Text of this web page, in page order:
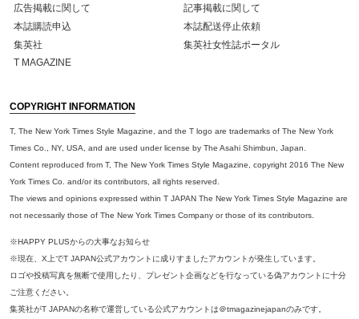
広告掲載に関して
記事掲載に関して
本誌購読申込
本誌配送停止依頼
集英社
集英社女性誌ポータル
T MAGAZINE
COPYRIGHT INFORMATION
T, The New York Times Style Magazine, and the T logo are trademarks of The New York
Times Co., NY, USA, and are used under license by The Asahi Shimbun, Japan.
Content reproduced from T, The New York Times Style Magazine, copyright 2016 The New
York Times Co. and/or its contributors, all rights reserved.
The views and opinions expressed within T JAPAN The New York Times Style Magazine are
not necessarily those of The New York Times Company or those of its contributors.
※HAPPY PLUSからの大事なお知らせ
※現在、X上でT JAPAN公式アカウントに成りすましたアカウントが発生しています。
ロゴや投稿写真を無断で使用したり、プレゼント企画などを行なっている偽アカウントに十分
ご注意ください。
集英社がT JAPANの名称で運営している公式アカウントは＠tmagazinejapanのみです。